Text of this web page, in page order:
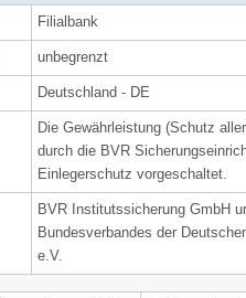
Filialbank
unbegrenzt
Deutschland - DE
Die Gewährleistung (Schutz
durch die BVR
Einlegerschutz vorgeschaltet.
BVR Institutssicherung GmbH
Bundesverbandes der
e.V.